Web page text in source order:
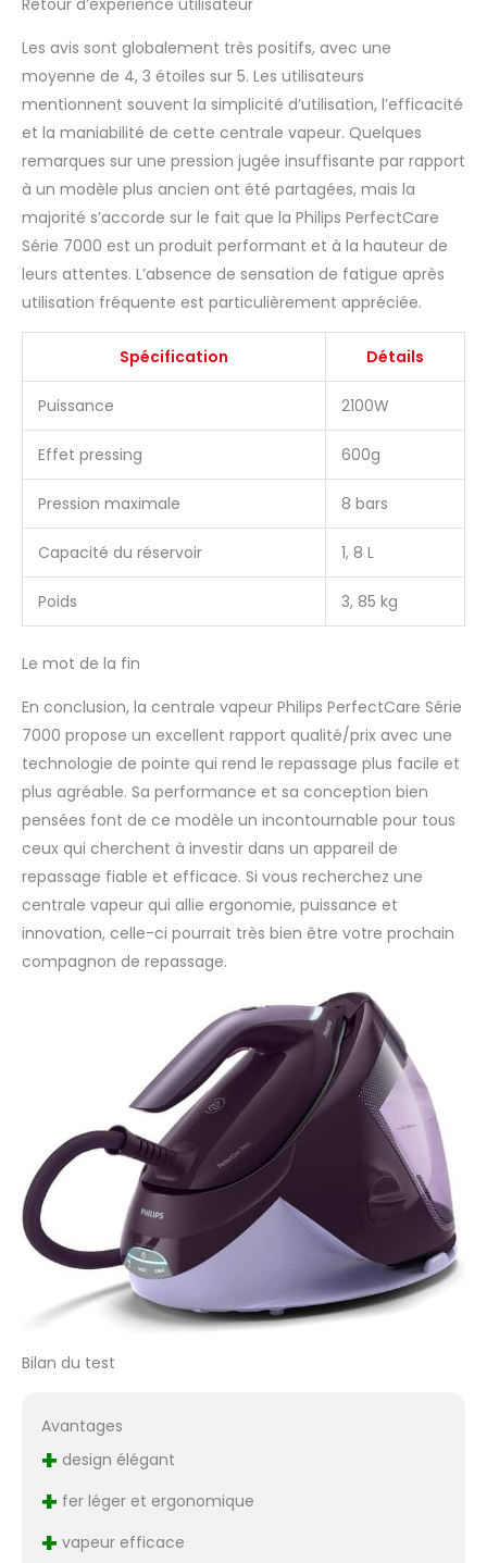
Retour d’expérience utilisateur
Les avis sont globalement très positifs, avec une
moyenne de 4, 3 étoiles sur 5. Les utilisateurs
mentionnent souvent la simplicité d’utilisation, l’efficacité
et la maniabilité de cette centrale vapeur. Quelques
remarques sur une pression jugée insuffisante par rapport
à un modèle plus ancien ont été partagées, mais la
majorité s’accorde sur le fait que la Philips PerfectCare
Série 7000 est un produit performant et à la hauteur de
leurs attentes. L’absence de sensation de fatigue après
utilisation fréquente est particulièrement appréciée.
Spécification Détails
Puissance 2100W
Effet pressing 600g
Pression maximale 8 bars
Capacité du réservoir 1, 8 L
Poids 3, 85 kg
Le mot de la fin
En conclusion, la centrale vapeur Philips PerfectCare Série
7000 propose un excellent rapport qualité/prix avec une
technologie de pointe qui rend le repassage plus facile et
plus agréable. Sa performance et sa conception bien
pensées font de ce modèle un incontournable pour tous
ceux qui cherchent à investir dans un appareil de
repassage fiable et efficace. Si vous recherchez une
centrale vapeur qui allie ergonomie, puissance et
innovation, celle-ci pourrait très bien être votre prochain
compagnon de repassage.
Bilan du test
Avantages
+ design élégant
+ fer léger et ergonomique
+ vapeur efficace